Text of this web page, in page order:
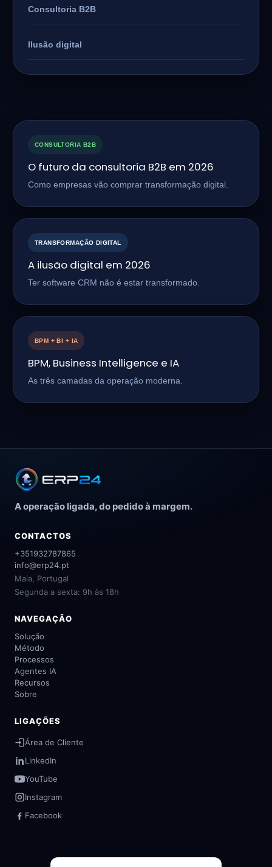
Consultoria B2B
Ilusão digital
CONSULTORIA B2B
O futuro da consultoria B2B em 2026
Como empresas vão comprar transformação digital.
TRANSFORMAÇÃO DIGITAL
A ilusão digital em 2026
Ter software CRM não é estar transformado.
BPM + BI + IA
BPM, Business Intelligence e IA
As três camadas da operação moderna.
A operação ligada, do pedido à margem.
CONTACTOS
+351932787865
info@erp24.pt
Maia, Portugal
Segunda a sexta: 9h às 18h
NAVEGAÇÃO
Solução
Método
Processos
Agentes IA
Recursos
Sobre
LIGAÇÕES
Área de Cliente
LinkedIn
YouTube
Instagram
Facebook